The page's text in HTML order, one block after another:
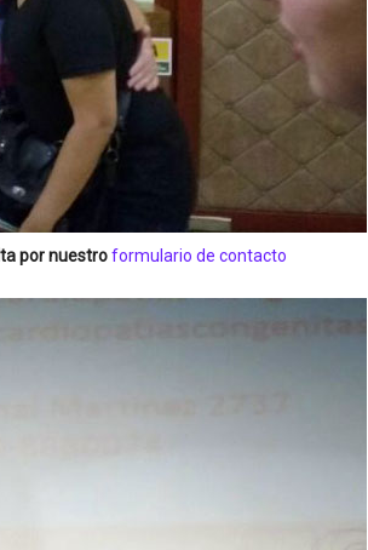
por nuestroformulario de contacto